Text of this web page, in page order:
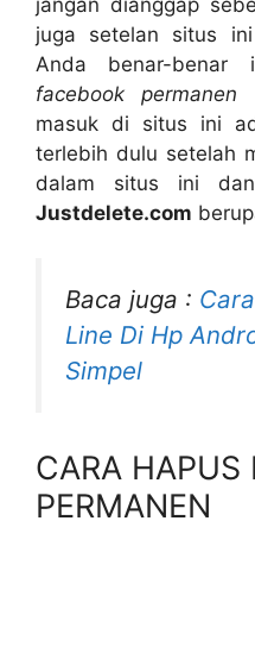
juga setelan situs
Anda benar-benar
facebook permanen
masuk di situs ini
terlebih dulu setelah
dalam situs ini
Justdelete.com
Baca juga :
Line Di Hp
Simpel
CARA HAPUS
PERMANEN